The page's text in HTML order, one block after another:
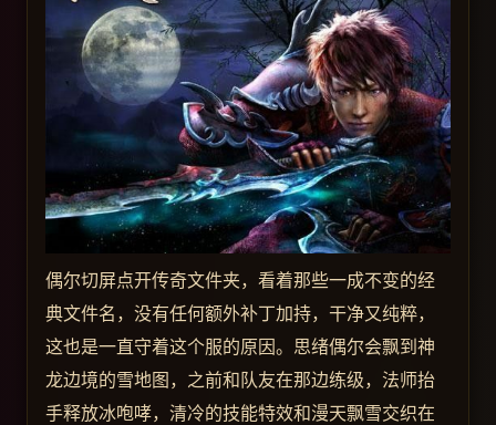
偶尔切屏点开传奇文件夹，看着那些一成不变的经
典文件名，没有任何额外补丁加持，干净又纯粹，
这也是一直守着这个服的原因。思绪偶尔会飘到神
龙边境的雪地图，之前和队友在那边练级，法师抬
手释放冰咆哮，清冷的技能特效和漫天飘雪交织在